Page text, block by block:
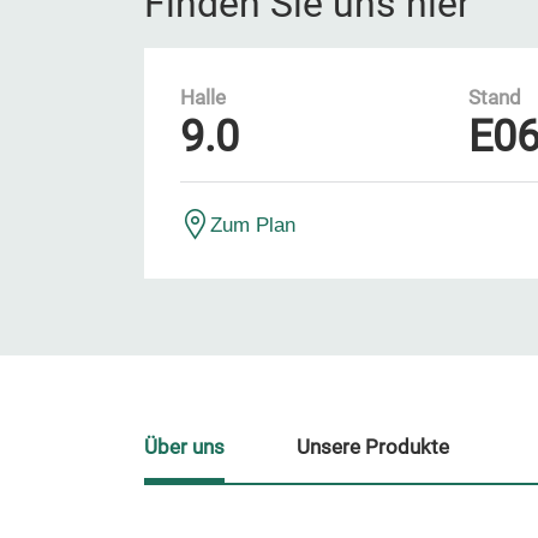
Halle
9.0
Stand
Zum Plan
Über uns Unsere Produkte